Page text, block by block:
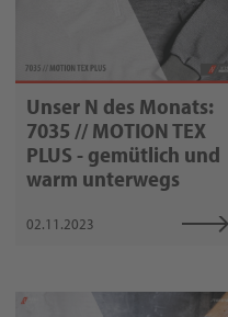
Unser N des Monats:
7035 // MOTION TEX
PLUS - gemütlich und
warm unterwegs
02.11.2023